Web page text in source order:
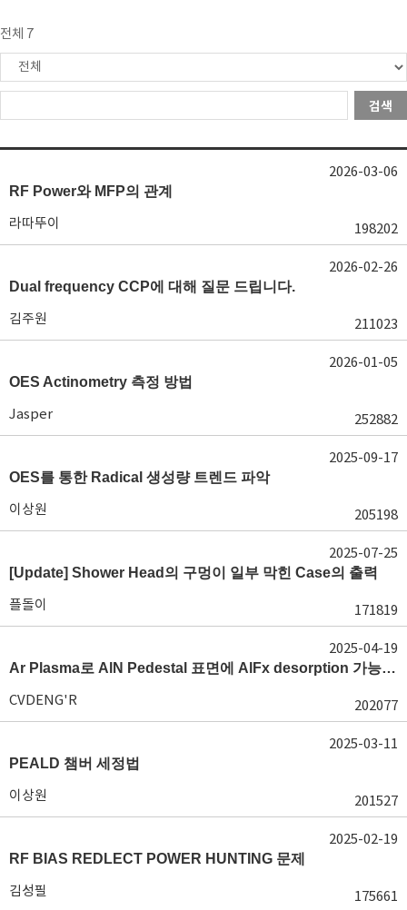
전체 7
검색
RF Power와 MFP의 관계
라따뚜이 198202
2026-03-06
Dual frequency CCP에 대해 질문 드립니다.
김주원 211023
2026-02-26
OES Actinometry 측정 방법
Jasper 252882
2026-01-05
OES를 통한 Radical 생성량 트렌드 파악
이상원 205198
2025-09-17
[Update] Shower Head의 구멍이 일부 막힌 Case의 출력
플돌이 171819
2025-07-25
Ar Plasma로 AlN Pedestal 표면에 AlFx desorption 가능 여부가 궁금합니다.
CVDENG'R 202077
2025-04-19
PEALD 챔버 세정법
이상원 201527
2025-03-11
RF BIAS REDLECT POWER HUNTING 문제
김성필 175661
2025-02-19